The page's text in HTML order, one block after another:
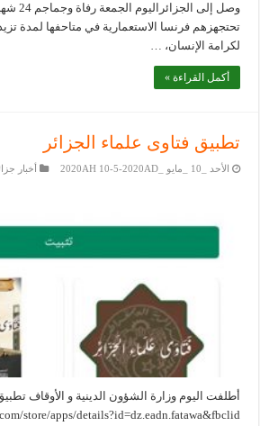
لكرامة الإنسان، …
أكمل القراءة »
تطبيق فتاوى علماء الجزائر
الأحد _10 _مايو _2020AH 10-5-2020AD أخبار
أطلفت اليوم وزارة الشؤون الدينية و الأوقاف